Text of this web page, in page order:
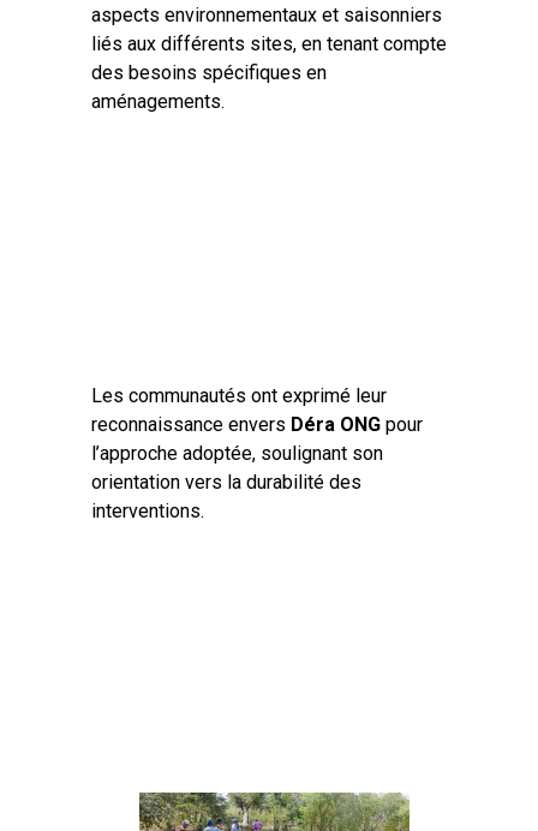
aspects environnementaux et saisonniers
liés aux différents sites, en tenant compte
des besoins spécifiques en
aménagements.
Les communautés ont exprimé leur
reconnaissance envers Déra ONG pour
l’approche adoptée, soulignant son
orientation vers la durabilité des
interventions.